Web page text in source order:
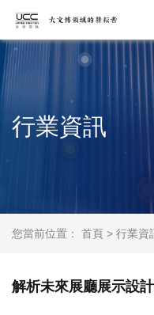
行業資訊
您當前位置： 首頁 > 行業資
解析未來展廳展示設